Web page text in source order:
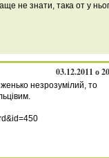
не знати, така от у
03.12.2011 о
незрозумілий, то